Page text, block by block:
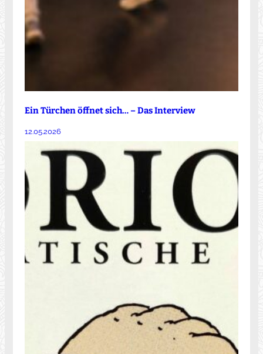
Ein Türchen öffnet sich… – Das Interview
12.05.2026